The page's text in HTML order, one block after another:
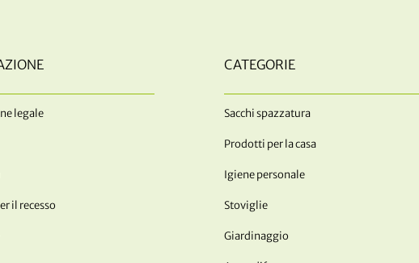
legale
il recesso
CATEGORIE
Sacchi spazzatura
Prodotti per la casa
Igiene personale
Stoviglie
Giardinaggio